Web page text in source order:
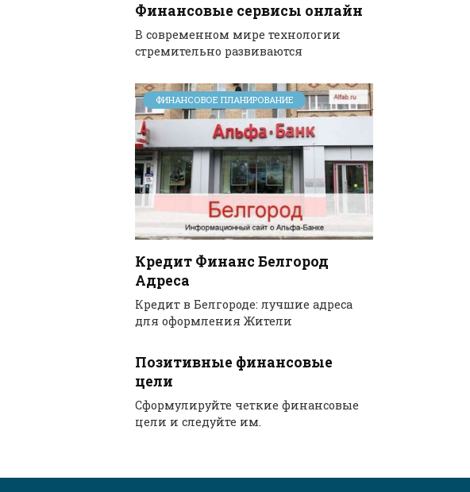
Финансовые сервисы онлайн
В современном мире технологии
стремительно развиваются
ФИНАНСОВОЕ ПЛАНИРОВАНИЕ
Кредит Финанс Белгород
Адреса
Кредит в Белгороде: лучшие адреса
для оформления Жители
Позитивные финансовые
цели
Сформулируйте четкие финансовые
цели и следуйте им.